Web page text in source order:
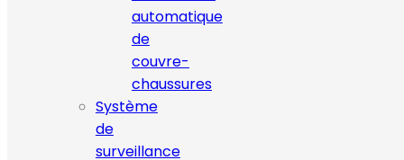
automatique
de
couvre-
chaussures
Système
de
surveillance